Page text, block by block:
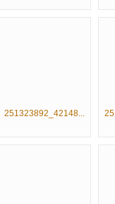
251323892_42148...